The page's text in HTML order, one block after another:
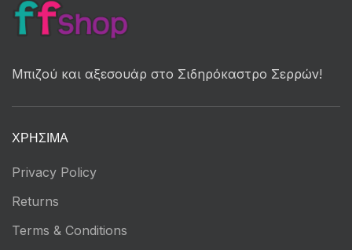
Μπιζού και αξεσουάρ στο Σιδηρόκαστρο Σερρών!
ΧΡΉΣΙΜΑ
Privacy Policy
Returns
Terms & Conditions